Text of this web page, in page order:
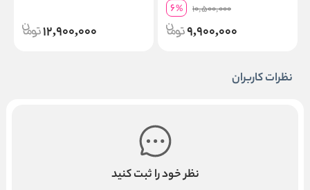
10,500,000
6%
9,900,000
12,900,000
نظرات کاربران
نظر خود را ثبت کنید